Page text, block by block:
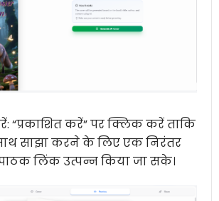
“प्रकाशित करें” पर क्लिक करें ताकि
साझा करने के लिए एक निरंतर
लिंक उत्पन्न किया जा सके।